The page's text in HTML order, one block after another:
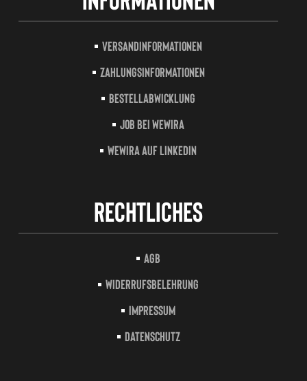
Versandinformationen
Zahlungsinformationen
Bestellabwicklung
Job bei Wewira
Wewira auf LinkedIn
Rechtliches
AGB
Widerrufsbelehrung
Impressum
Datenschutz